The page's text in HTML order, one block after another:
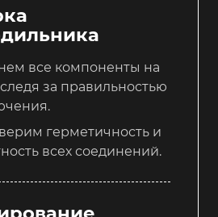
все компоненты на
за правильностью
герметичность и
всех соединений.